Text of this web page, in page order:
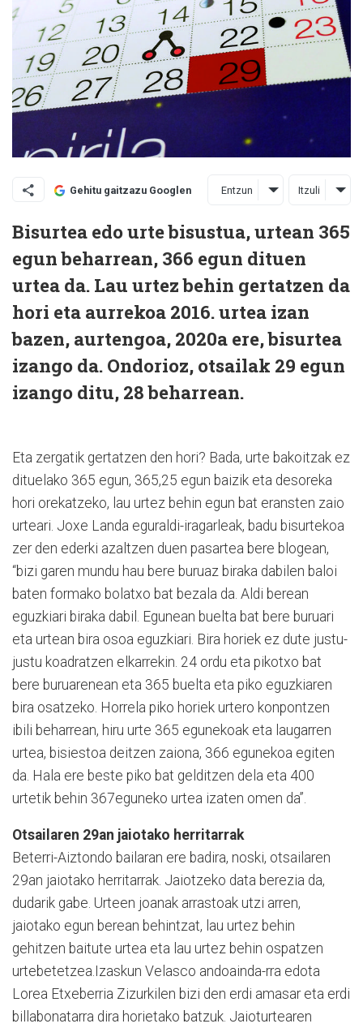
Gehitu gaitzazu Googlen Entzun Itzuli
Bisurtea edo urte bisustua, urtean 365
egun beharrean, 366 egun dituen
urtea da. Lau urtez behin gertatzen da
hori eta aurrekoa 2016. urtea izan
bazen, aurtengoa, 2020a ere, bisurtea
izango da. Ondorioz, otsailak 29 egun
izango ditu, 28 beharrean.
Eta zergatik gertatzen den hori? Bada, urte bakoitzak ez
dituelako 365 egun, 365,25 egun baizik eta desoreka
hori orekatzeko, lau urtez behin egun bat eransten zaio
urteari. Joxe Landa eguraldi-iragarleak, badu bisurtekoa
zer den ederki azaltzen duen pasartea bere blogean,
“bizi garen mundu hau bere buruaz biraka dabilen baloi
baten formako bolatxo bat bezala da. Aldi berean
eguzkiari biraka dabil. Egunean buelta bat bere buruari
eta urtean bira osoa eguzkiari. Bira horiek ez dute justu-
justu koadratzen elkarrekin. 24 ordu eta pikotxo bat
bere buruarenean eta 365 buelta eta piko eguzkiaren
bira osatzeko. Horrela piko horiek urtero konpontzen
ibili beharrean, hiru urte 365 egunekoak eta laugarren
urtea, bisiestoa deitzen zaiona, 366 egunekoa egiten
da. Hala ere beste piko bat gelditzen dela eta 400
urtetik behin 367eguneko urtea izaten omen da”.
Otsailaren 29an jaiotako herritarrak
Beterri-Aiztondo bailaran ere badira, noski, otsailaren
29an jaiotako herritarrak. Jaiotzeko data berezia da,
dudarik gabe. Urteen joanak arrastoak utzi arren,
jaiotako egun berean behintzat, lau urtez behin
gehitzen baitute urtea eta lau urtez behin ospatzen
urtebetetzea.Izaskun Velasco andoainda-rra edota
Lorea Etxeberria Zizurkilen bizi den erdi amasar eta erdi
billabonatarra dira horietako batzuk. Jaioturtearen